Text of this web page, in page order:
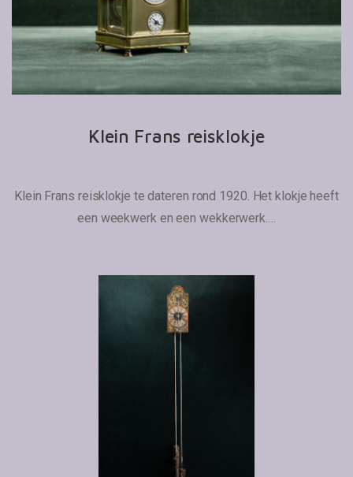
Klein Frans reisklokje
Klein Frans reisklokje te dateren rond 1920. Het klokje heeft
een weekwerk en een wekkerwerk.…